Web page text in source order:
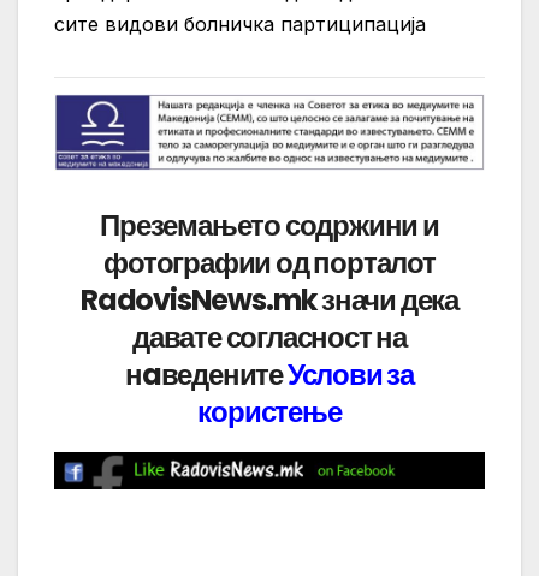
сите видови болничка партиципација
Преземањето содржини и
фотографии од порталот
RadovisNews.mk значи дека
давате согласност на
нaведенитеУслови за
користење